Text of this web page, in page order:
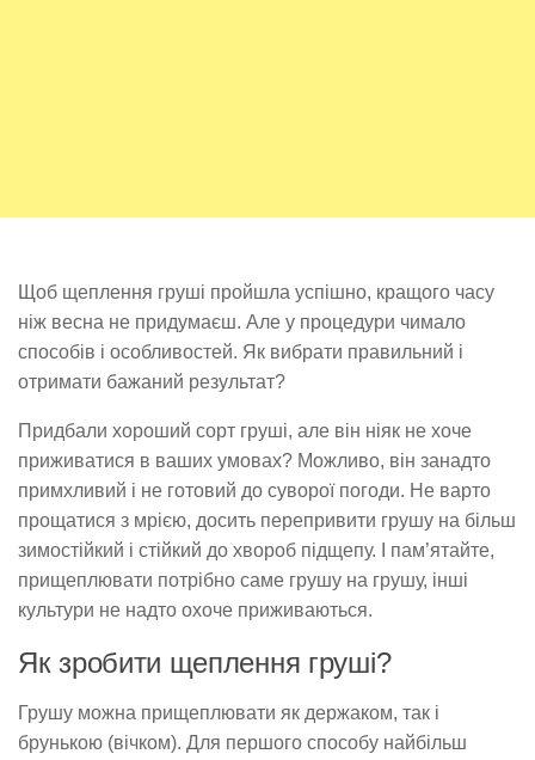
Щоб щеплення груші пройшла успішно, кращого часу
ніж весна не придумаєш. Але у процедури чимало
способів і особливостей. Як вибрати правильний і
отримати бажаний результат?
Придбали хороший сорт груші, але він ніяк не хоче
приживатися в ваших умовах? Можливо, він занадто
примхливий і не готовий до суворої погоди. Не варто
прощатися з мрією, досить перепривити грушу на більш
зимостійкий і стійкий до хвороб підщепу. І пам’ятайте,
прищеплювати потрібно саме грушу на грушу, інші
культури не надто охоче приживаються.
Як зробити щеплення груші?
Грушу можна прищеплювати як держаком, так і
брунькою (вічком). Для першого способу найбільш